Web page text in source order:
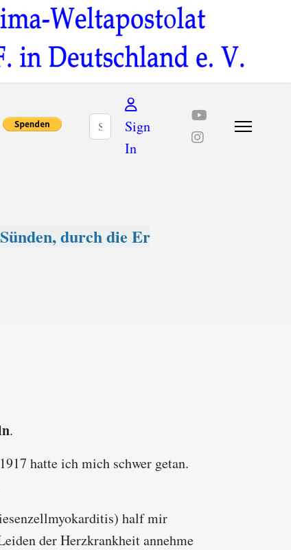
SuchenSign
In
durch die Er
.
hatte ich mich schwer getan.
half mir
der Herzkrankheit annehme